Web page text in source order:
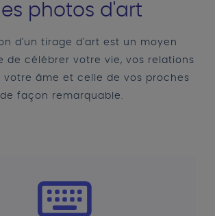
photos d'art
d'un tirage d'art est un moyen
de célébrer votre vie, vos relations
votre âme et celle de vos proches
de façon remarquable.